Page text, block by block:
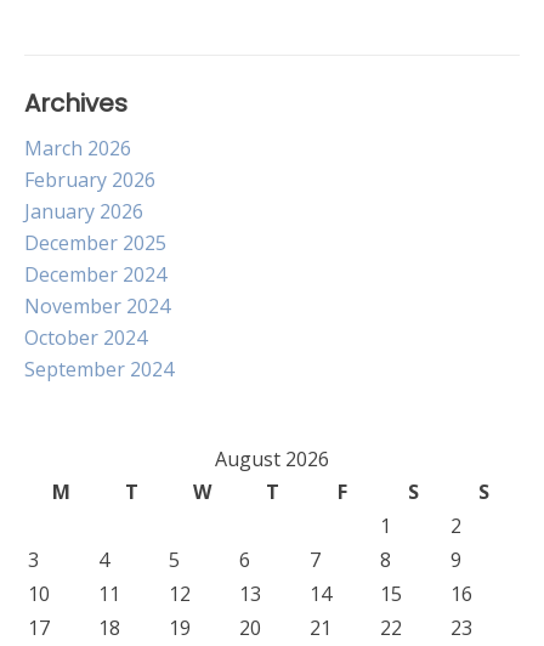
Archives
March 2026
February 2026
January 2026
December 2025
December 2024
November 2024
October 2024
September 2024
August 2026
M
T W T F S
S
1
2
3
4 5 6 7 8
9
10
11 12 13 14 15
16
17
18 19 20 21 22 23